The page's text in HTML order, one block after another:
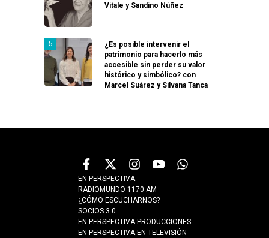
Vitale y Sandino Núñez
¿Es posible intervenir el
patrimonio para hacerlo más
accesible sin perder su valor
histórico y simbólico? con
Marcel Suárez y Silvana Tanca
EN PERSPECTIVA
RADIOMUNDO 1170 AM
¿CÓMO ESCUCHARNOS?
SOCIOS 3.0
EN PERSPECTIVA PRODUCCIONES
EN PERSPECTIVA EN TELEVISIÓN